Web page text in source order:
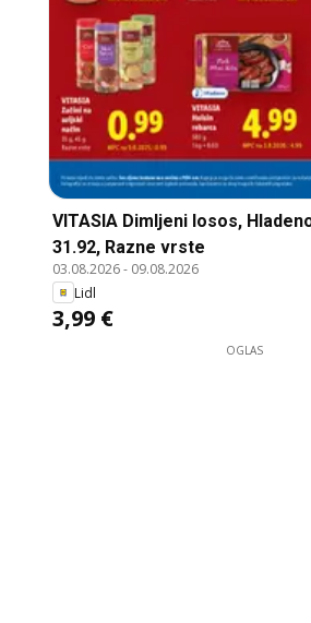
VITASIA Dimljeni losos,
31.92, Razne vrste
03.08.2026- 09.08.2026
Lidl
3,99 €
OGLAS